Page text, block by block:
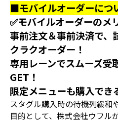
■モバイルオーダーにつ
✅モバイルオーダーのメ
事前注文＆事前決済で、
クラクオーダー！
専用レーンでスムーズ受
GET！
限定メニューも購入でき
スタグル購入時の待機列緩和
目的として、株式会社ウフル